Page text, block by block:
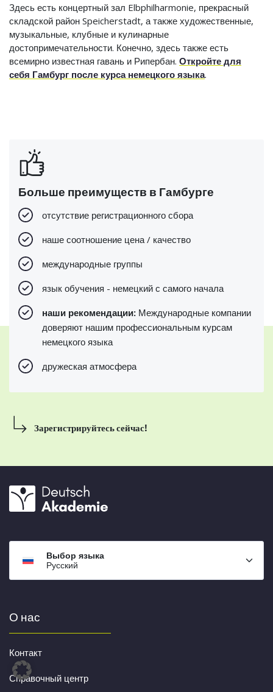
Здесь есть концертный зал Elbphilharmonie, прекрасный
складской район Speicherstadt, а также художественные,
музыкальные, клубные и кулинарные
достопримечательности. Конечно, здесь также есть
всемирно известная гавань и Рипербан. Откройте для
себя Гамбург после курса немецкого языка.
Больше преимуществ в Гамбурге
отсутствие регистрационного сбора
наше соотношение цена / качество
международные группы
язык обучения - немецкий с самого начала
наши рекомендации: Международные компании
доверяют нашим профессиональным курсам
немецкого языка
дружеская атмосфера
Зарегистрируйтесь сейчас!
Выбор языка
Русский
О нас
Контакт
Справочный центр